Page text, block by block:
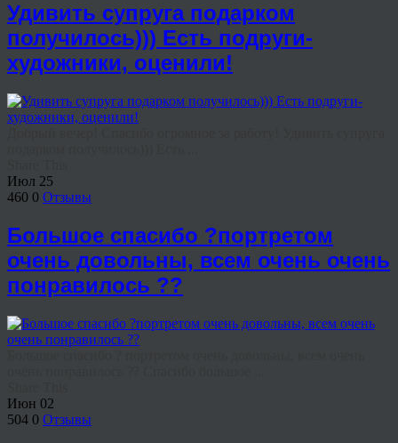
Удивить супруга подарком
получилось))) Есть подруги-
художники, оценили!
Июл 25
460 0 Отзывы
Большое спасибо ?портретом
очень довольны, всем очень очень
понравилось ??
Июн 02
504 0 Отзывы